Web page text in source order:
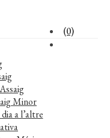
(0)
Assaig
Minor
a l’altre